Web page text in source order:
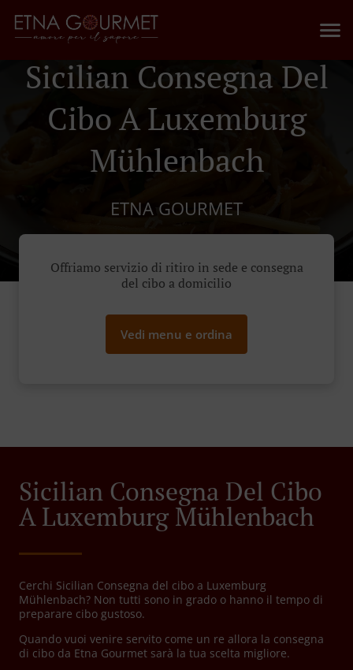
Sicilian Consegna Del
Cibo A Luxemburg
Mühlenbach
ETNA GOURMET
Offriamo servizio di ritiro in sede e consegna
del cibo a domicilio
Vedi menu e ordina
Sicilian Consegna Del Cibo
A Luxemburg Mühlenbach
Cerchi Sicilian Consegna del cibo a Luxemburg
Mühlenbach? Non tutti sono in grado o hanno il tempo di
preparare cibo gustoso.
Quando vuoi venire servito come un re allora la consegna
di cibo da Etna Gourmet sarà la tua scelta migliore.